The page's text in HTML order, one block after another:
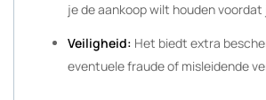
je de aankoop wilt houden
Veiligheid: Het biedt extra
eventuele fraude of misleidende